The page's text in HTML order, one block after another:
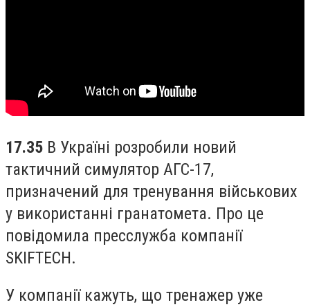
17.35 В Україні розробили новий
тактичний симулятор АГС-17,
призначений для тренування військових
у використанні гранатомета. Про це
повідомила пресслужба компанії
SKIFTECH.
У компанії кажуть, що тренажер уже